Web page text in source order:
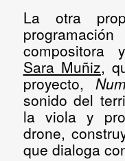
La otra
compositora
Sara Muñiz,
proyecto,
sonido del
la viola y
drone,
que dialoga